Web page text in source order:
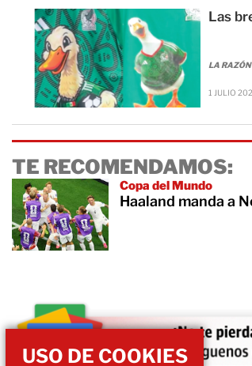
Las
LA
1 JULIO
TE RECOMENDAMOS:
Copa del Mundo
Haaland manda a
USO DE COOKIES